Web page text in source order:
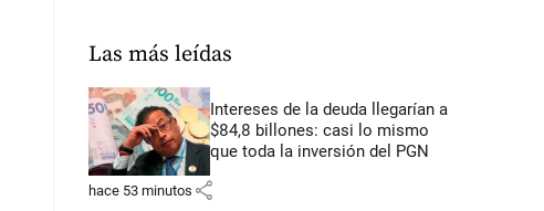
Las más leídas
Intereses de la deuda llegarían a
$84,8 billones: casi lo mismo
que toda la inversión del PGN
hace 53 minutos share